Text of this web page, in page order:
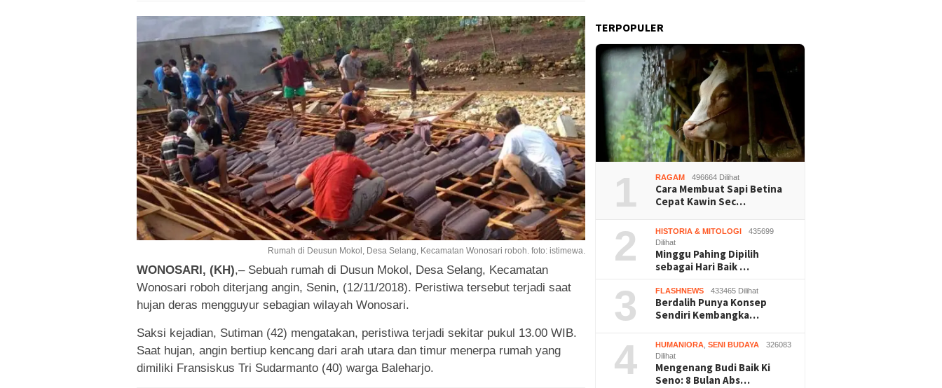
Rumah di Deusun Mokol, Desa Selang, Kecamatan Wonosari roboh. foto: istimewa.
WONOSARI, (KH),– Sebuah rumah di Dusun Mokol, Desa Selang, Kecamatan
Wonosari roboh diterjang angin, Senin, (12/11/2018). Peristiwa tersebut terjadi saat
hujan deras mengguyur sebagian wilayah Wonosari.
Saksi kejadian, Sutiman (42) mengatakan, peristiwa terjadi sekitar pukul 13.00 WIB.
Saat hujan, angin bertiup kencang dari arah utara dan timur menerpa rumah yang
dimiliki Fransiskus Tri Sudarmanto (40) warga Baleharjo.
TERPOPULER
1 RAGAM 496664 Dilihat
Cara Membuat Sapi Betina
Cepat Kawin Sec…
2 HISTORIA & MITOLOGI
435699
Dilihat
Minggu Pahing Dipilih
sebagai Hari Baik …
3 FLASHNEWS 433465 Dilihat
Berdalih Punya Konsep
Sendiri Kembangka…
4 HUMANIORA ,SENI BUDAYA
326083
Dilihat
Mengenang Budi Baik Ki
Seno: 8 Bulan Abs…